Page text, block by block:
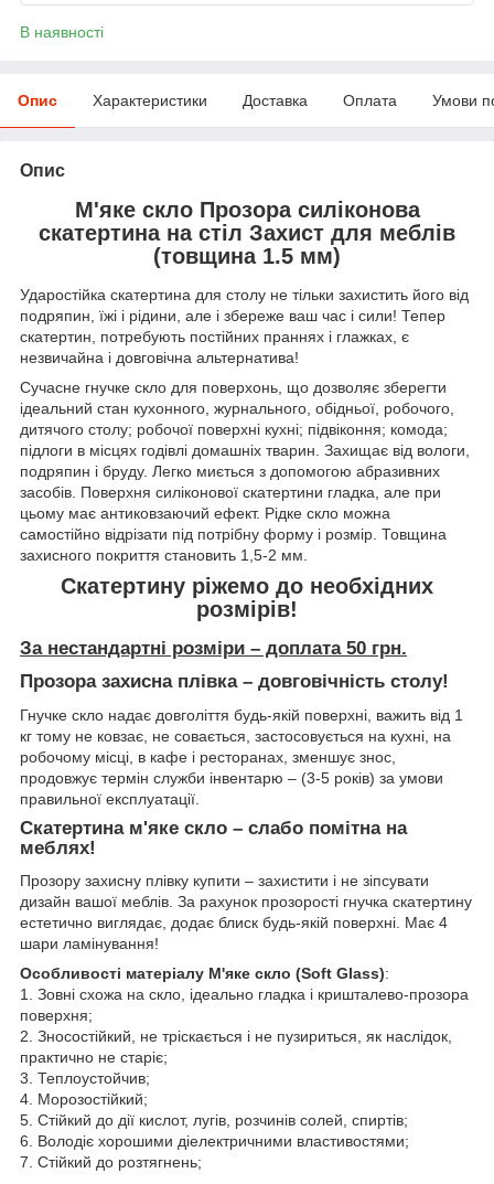
В наявності
Опис Характеристики Доставка Оплата Умови
Опис
М'яке скло Прозора силіконова
скатертина на стіл Захист для меблів
(товщина 1.5 мм)
Ударостійка скатертина для столу не тільки захистить його від
подряпин, їжі і рідини, але і збереже ваш час і сили! Тепер
скатертин, потребують постійних праннях і глажках, є
незвичайна і довговічна альтернатива!
Сучасне гнучке скло для поверхонь, що дозволяє зберегти
ідеальний стан кухонного, журнального, обідньої, робочого,
дитячого столу; робочої поверхні кухні; підвіконня; комода;
підлоги в місцях годівлі домашніх тварин. Захищає від вологи,
подряпин і бруду. Легко миється з допомогою абразивних
засобів. Поверхня силіконової скатертини гладка, але при
цьому має антиковзаючий ефект. Рідке скло можна
самостійно відрізати під потрібну форму і розмір. Товщина
захисного покриття становить 1,5-2 мм.
Скатертину ріжемо до необхідних
розмірів!
За нестандартні розміри – доплата 50 грн.
Прозора захисна плівка – довговічність столу!
Гнучке скло надає довголіття будь-якій поверхні, важить від 1
кг тому не ковзає, не совається, застосовується на кухні, на
робочому місці, в кафе і ресторанах, зменшує знос,
продовжує термін служби інвентарю – (3-5 років) за умови
правильної експлуатації.
Скатертина м'яке скло – слабо помітна на
меблях!
Прозору захисну плівку купити – захистити і не зіпсувати
дизайн вашої меблів. За рахунок прозорості гнучка скатертину
естетично виглядає, додає блиск будь-якій поверхні. Має 4
шари ламінування!
Особливості матеріалу М'яке скло (Soft Glass):
1. Зовні схожа на скло, ідеально гладка і кришталево-прозора
поверхня;
2. Зносостійкий, не тріскається і не пузириться, як наслідок,
практично не старіє;
3. Теплоустойчив;
4. Морозостійкий;
5. Стійкий до дії кислот, лугів, розчинів солей, спиртів;
6. Володіє хорошими діелектричними властивостями;
7. Стійкий до розтягнень;